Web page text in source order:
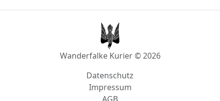
Wanderfalke Kurier © 2026
Datenschutz
AGB
info@wanderfalke-kurier.de